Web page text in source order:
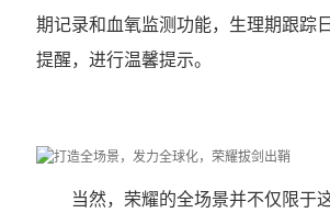
期记录和血氧监测功能，生理期跟踪
提醒，进行温馨提示。
当然，荣耀的全场景并不仅限于